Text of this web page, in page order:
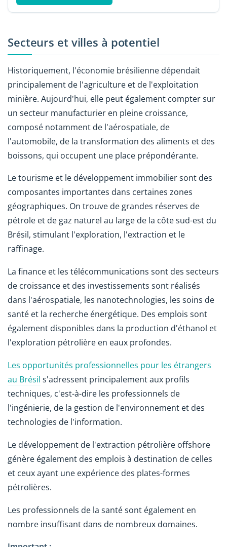
Secteurs et villes à potentiel
Historiquement, l'économie brésilienne dépendait
principalement de l'agriculture et de l'exploitation
minière. Aujourd'hui, elle peut également compter sur
un secteur manufacturier en pleine croissance,
composé notamment de l'aérospatiale, de
l'automobile, de la transformation des aliments et des
boissons, qui occupent une place prépondérante.
Le tourisme et le développement immobilier sont des
composantes importantes dans certaines zones
géographiques. On trouve de grandes réserves de
pétrole et de gaz naturel au large de la côte sud-est du
Brésil, stimulant l'exploration, l'extraction et le
raffinage.
La finance et les télécommunications sont des secteurs
de croissance et des investissements sont réalisés
dans l'aérospatiale, les nanotechnologies, les soins de
santé et la recherche énergétique. Des emplois sont
également disponibles dans la production d'éthanol et
l'exploration pétrolière en eaux profondes.
Les opportunités professionnelles pour les étrangers
au Brésil s'adressent principalement aux profils
techniques, c'est-à-dire les professionnels de
l'ingénierie, de la gestion de l'environnement et des
technologies de l'information.
Le développement de l'extraction pétrolière offshore
génère également des emplois à destination de celles
et ceux ayant une expérience des plates-formes
pétrolières.
Les professionnels de la santé sont également en
nombre insuffisant dans de nombreux domaines.